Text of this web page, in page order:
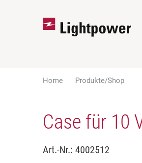
Home Produkte/Shop
Case für 10
Art.-Nr.: 4002512